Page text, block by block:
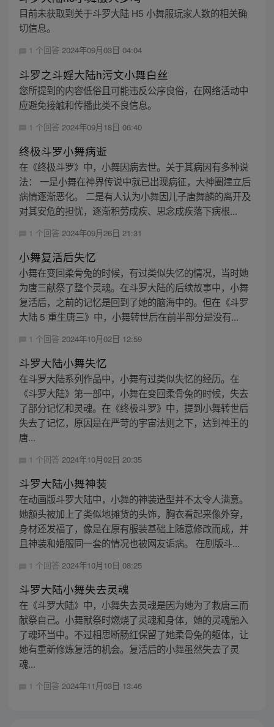
目前未获取到关于斗罗大陆 H5 小舞服玩家人数的相关确
切信息。
1 个回答 2024年09月03日 04:04
斗罗之斗婬大陆h污文小舞白丝
您所提到的内容低俗且可能违反公序良俗，在网络活动中
应避免接触和传播此类不良信息。
1 个回答 2024年09月18日 06:40
终极斗罗小舞病逝
在《终极斗罗》中，小舞因病去世。关于其病因有多种说
法： 一是小舞在神界传说中就已出现病征，大神圈建立后
病情逐渐恶化。 二是有人认为小舞因儿子唐舞麟的离开及
对其安危的担忧，逐渐积劳成疾、思念成疾落下病根...
1 个回答 2024年09月26日 21:31
小舞复活后失忆
小舞在变回柔骨兔的时候，有过类似失忆的情况，当时她
为唐三献祭了整个灵魂。在斗罗大陆的后续故事中，小舞
复活后，之前的记忆是回到了她的脑海中的。但在《斗罗
大陆 5 重生唐三》中，小舞转世后在前半部分是没有...
1 个回答 2024年10月02日 12:59
斗罗大陆小舞失忆
在斗罗大陆系列作品中，小舞有过类似失忆的经历。在
《斗罗大陆》第一部中，小舞在变回柔骨兔的时候，失去
了部分记忆和灵魂。在《终极斗罗》中，提到小舞转世后
失去了记忆，原因是在严苛的宇宙法则之下，达到神王的
唐...
1 个回答 2024年10月02日 20:35
斗罗大陆小舞神装
在动画版斗罗大陆中，小舞的神装造型并不太令人满意。
她额头被加上了类似地摊货的头饰，胸衣看起来像外穿，
身材还发福了，像是在原有服装基础上随意修改而成，并
且神装和婚服同一套的情况也被网友诟病。 在剧版斗...
1 个回答 2024年10月10日 08:25
斗罗大陆小舞失去灵魂
在《斗罗大陆》中，小舞失去灵魂是因为她为了救唐三而
献祭自己。小舞献祭时燃烧了灵魂和身体，她的灵魂融入
了魂环当中。不过相思断肠红保留了她柔骨兔的躯体，让
她有重新修炼复活的机会。复活后的小舞虽然失去了灵
魂...
1 个回答 2024年11月03日 13:46